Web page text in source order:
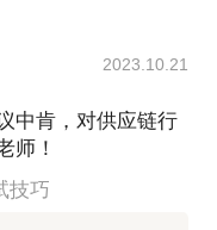
2023.10.21
中肯，对供应链行
师！
技巧